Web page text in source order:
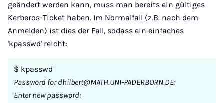
geändert werden kann, muss man bereits ein gültiges
Kerberos-Ticket haben. Im Normalfall (z.B. nach dem
Anmelden) ist dies der Fall, sodass ein einfaches
'kpasswd' reicht:
$ kpasswd
Password for dhilbert@MATH.UNI-PADERBORN.DE:
Enter new password: